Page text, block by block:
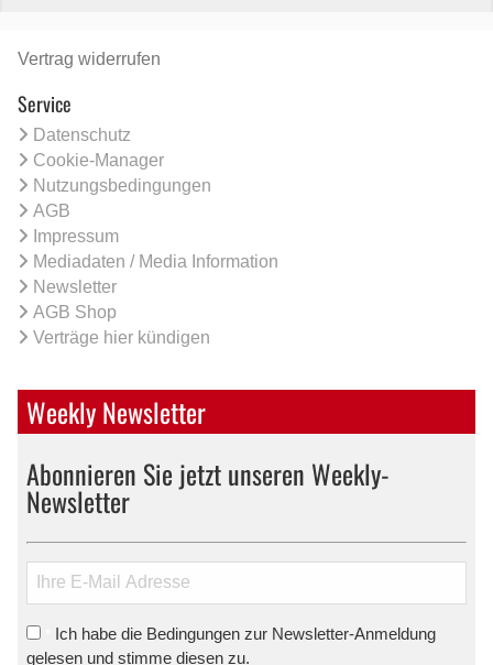
Vertrag widerrufen
Service
Datenschutz
Cookie-Manager
Nutzungsbedingungen
AGB
Impressum
Mediadaten / Media Information
Newsletter
AGB Shop
Verträge hier kündigen
Weekly Newsletter
Abonnieren Sie jetzt unseren Weekly-
Newsletter
Ich habe die Bedingungen zur Newsletter-Anmeldung
gelesen und stimme diesen zu.